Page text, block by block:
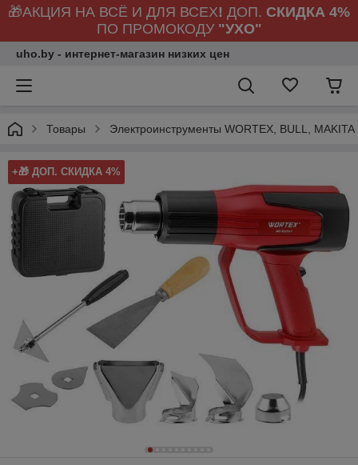
🎁АКЦИЯ НА ВСЁ И ДЛЯ ВСЕХ! ДОП. СКИДКА 4%
ПО ПРОМОКОДУ "УХО"
uho.by - интернет-магазин низких цен
Товары Электроинструменты WORTEX, BULL, MAKITA
+🎁 ДОП. СКИДКА 4%